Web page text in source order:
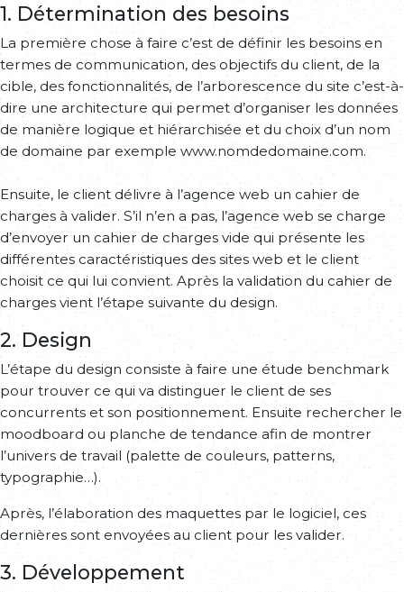
1. Détermination des besoins
La première chose à faire c’est de définir les besoins en
termes de communication, des objectifs du client, de la
cible, des fonctionnalités, de l’arborescence du site c’est-à-
dire une architecture qui permet d’organiser les données
de manière logique et hiérarchisée et du choix d’un nom
de domaine par exemple www.nomdedomaine.com.
Ensuite, le client délivre à l’agence web un cahier de
charges à valider. S’il n’en a pas, l’agence web se charge
d’envoyer un cahier de charges vide qui présente les
différentes caractéristiques des sites web et le client
choisit ce qui lui convient. Après la validation du cahier de
charges vient l’étape suivante du design.
2. Design
L’étape du design consiste à faire une étude benchmark
pour trouver ce qui va distinguer le client de ses
concurrents et son positionnement. Ensuite rechercher le
moodboard ou planche de tendance afin de montrer
l’univers de travail (palette de couleurs, patterns,
typographie…).
Après, l’élaboration des maquettes par le logiciel, ces
dernières sont envoyées au client pour les valider.
3. Développement